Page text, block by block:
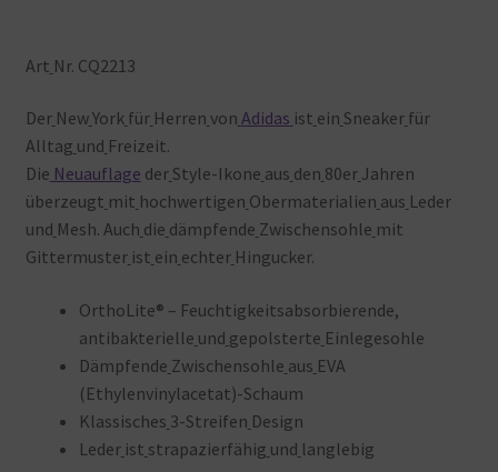
Art Nr. CQ2213
Der NewYork für Herren von Adidas ist ein Sneaker für
Alltag und Freizeit.
Die Neuauflage der Style-Ikone aus den 80er Jahren
überzeugt mit hochwertigen Obermaterialien aus Leder
und Mesh. Auch die dämpfende Zwischensohle mit
Gittermuster ist ein echter Hingucker.
OrthoLite® – Feuchtigkeitsabsorbierende,
antibakterielle und gepolsterte Einlegesohle
Dämpfende Zwischensohle aus EVA
(Ethylenvinylacetat)-Schaum
Klassisches 3-Streifen Design
Leder ist strapazierfähig und langlebig